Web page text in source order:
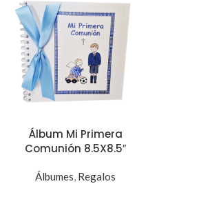
Álbum Mi Primera
Comunión 8.5X8.5″
Álbumes, Regalos